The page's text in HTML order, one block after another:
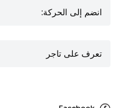
انضم إلى الحركة:
تعرف على تاجر